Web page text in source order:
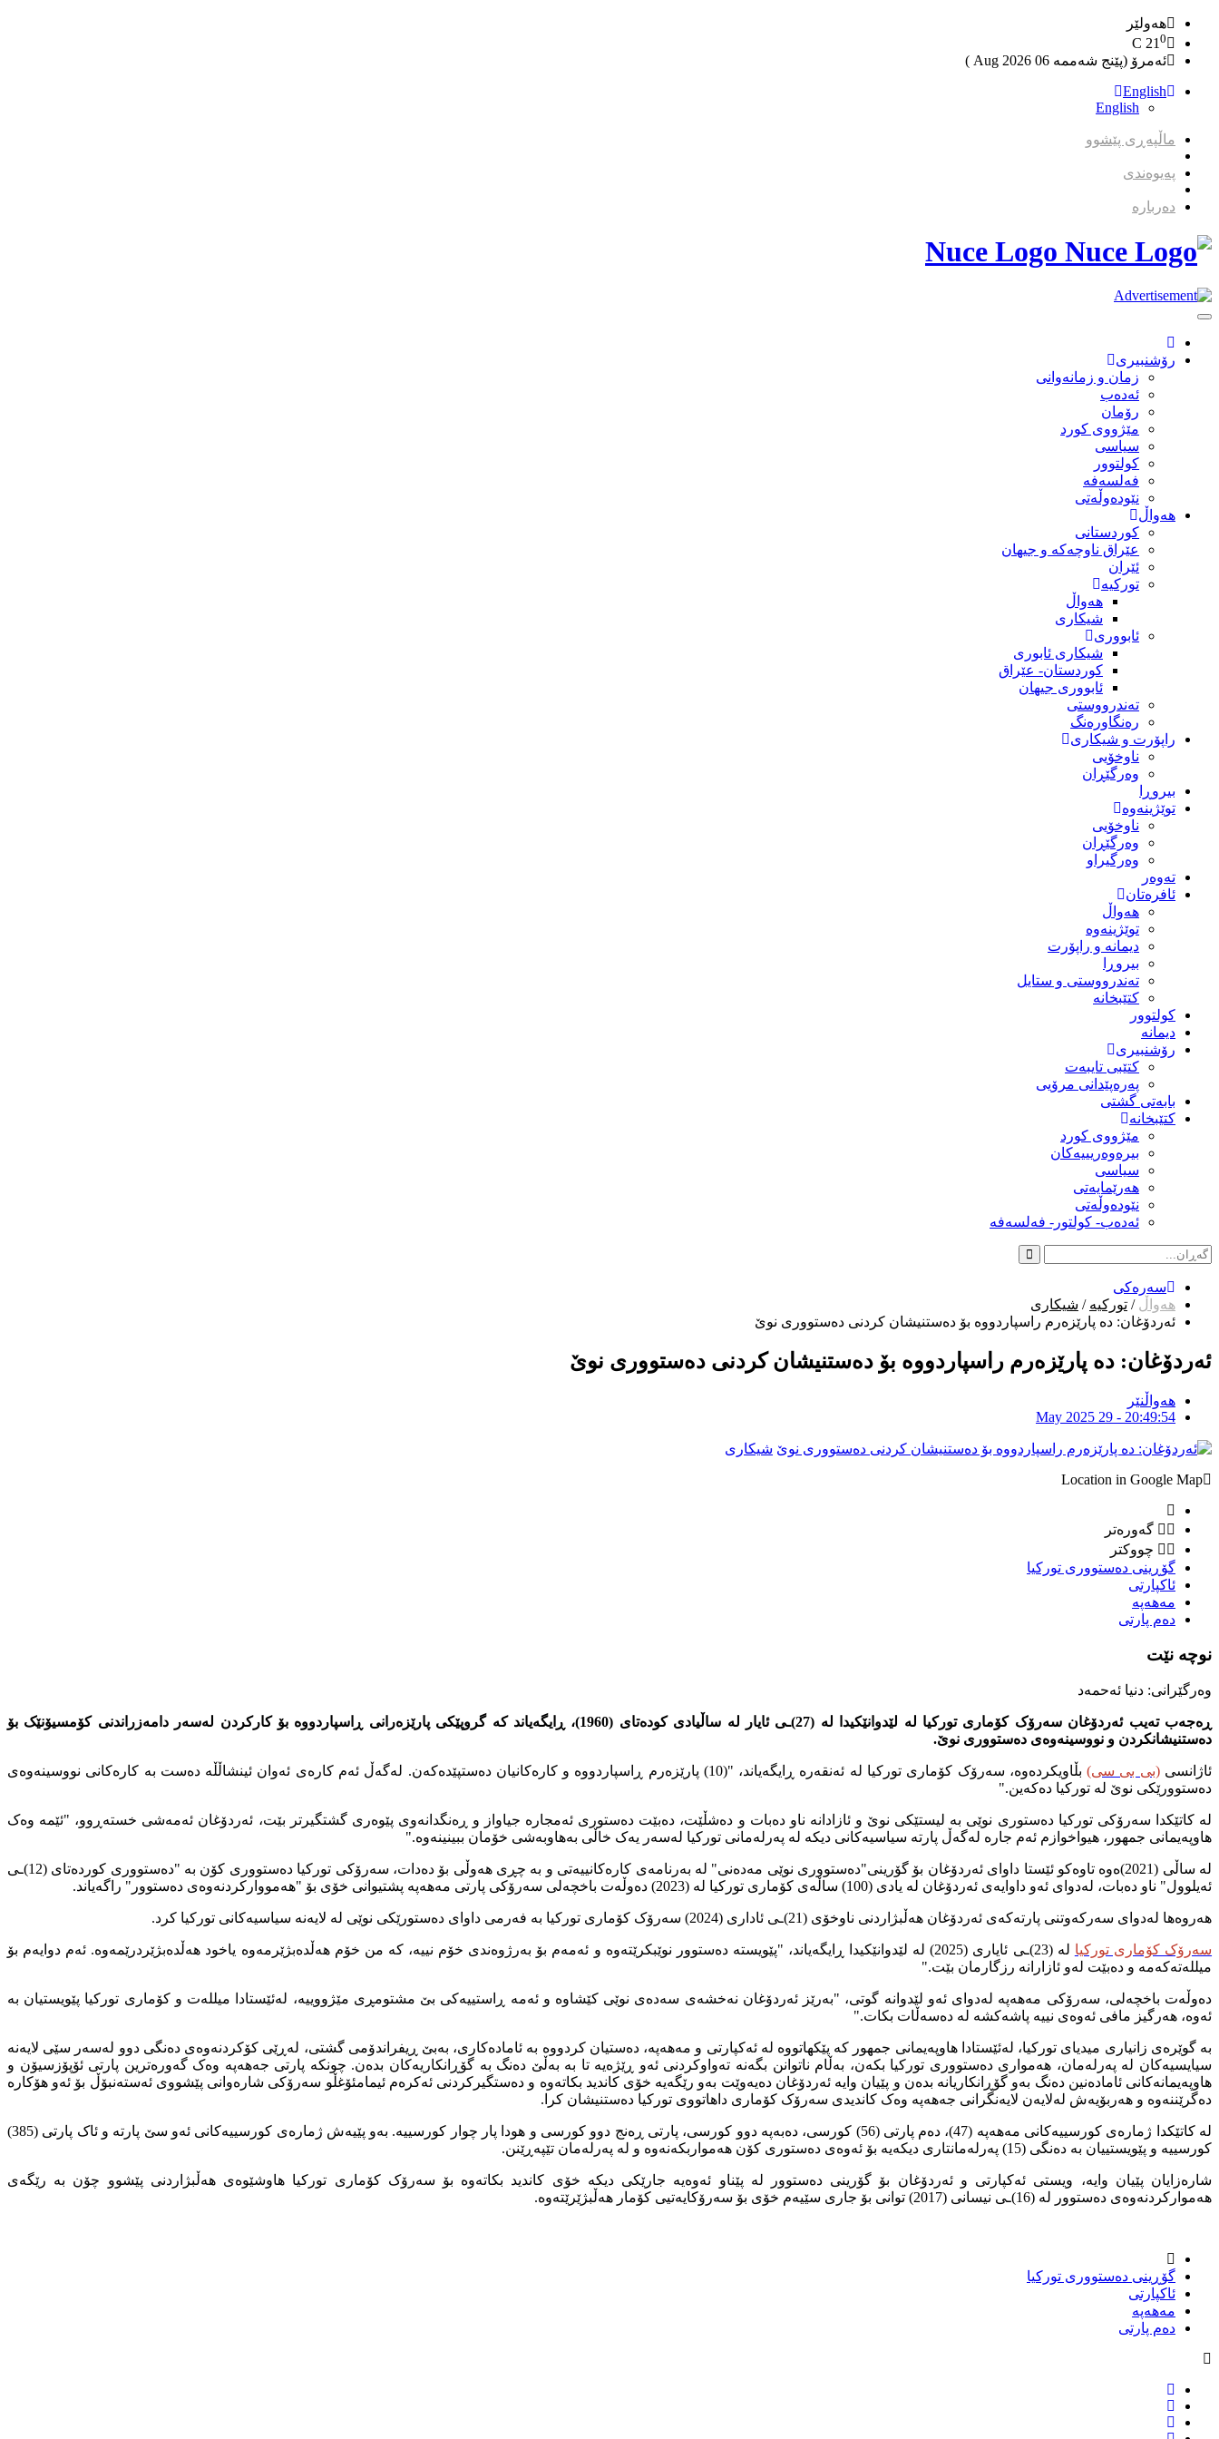
هەولێر
21 0
ئەمرۆ (پێنج شەممە 06 2026 Aug )
English
English
ماڵپەڕی پێشوو
پەیوەندی
دەربارە
Nuce Logo
Toggle
Navigation
رۆشنبیری
زمان و زمانه‌وانی
ئەدەب
رۆمان
مێژووى کورد
سیاسى
کولتوور
فەلسەفە
نێودەوڵەتی
هەواڵ
کوردستانی
عێراق ناوچەکە و جیهان
ئێران
تورکیە
هەواڵ
شیکاری
ئابووری
شیکاری ئابوری
کوردستان- عێراق
ئابووری جیهان
تەندرووستی
رەنگاورەنگ
راپۆرت و شیکاری
ناوخۆیی
وەرگێڕان
بیروڕا
توێژینەوە
ناوخۆیی
وەرگێڕان
وەرگیراو
تەوەر
ئافرەتان
هەواڵ
توێژینەوە
دیمانە و راپۆرت
بیروڕا
تەندرووستی و ستایل
کتێبخانە
کولتوور
دیمانە
رۆشنبیری
کتێبی تایبەت
پەرەپێدانی مرۆیی
بابەتی گشتی
کتێبخانە
مێژووى کورد
بیرەوەریییەکان
سیاسى
هەرێمایەتی
نێودەوڵەتی
ئەدەب- کولتور- فەلسەفە
سەرەکی
هەواڵ / تورکیە / شیکاری
ئەردۆغان: دە پارێزەرم راسپاردووە بۆ دەستنیشان کردنی دەستووری نوێ
ئەردۆغان: دە پارێزەرم راسپاردووە بۆ دەستنیشان کردنی دەستووری نوێ
هەواڵنێر
May 2025 29 - 20:49:54
شیکاری
Location in Google Map
گەورەتر
چووکتر
گۆڕینى دەستوورى تورکیا
ئاکپارتى
مەهەپە
دەم پارتی
نوچە نێت
وەرگێرانى: دنیا ئەحمەد
ڕەجەب تەیب ئەردۆغان سەرۆک کۆماری تورکیا لە لێدوانێکیدا لە (27)ـی ئایار لە ساڵیادی کودەتای (1960)، ڕایگەیاند کە گروپێکی پارێزەرانی ڕاسپاردووە بۆ کارکردن لەسەر دامەزراندنی کۆمسیۆنێک بۆ
دەستنیشانکردن و نووسینەوەی دەستووری نوێ.
ئاژانسی(بی بی سی)
بڵاویکردەوە، سەرۆک کۆماری تورکیا لە ئەنقەرە ڕایگەیاند، "(10) پارێزەرم ڕاسپاردووە و کارەکانیان دەستپێدەکەن. لەگەڵ ئەم کارەی ئەوان ئینشاڵڵە دەست بە کارەکانی نووسینەوەی
دەستوورێکی نوێ لە تورکیا دەکەین."
لە کاتێکدا سەرۆکی تورکیا دەستوری نوێی بە لیستێکی نوێ و ئازادانە ناو دەبات و دەشڵێت، دەبێت دەستوری ئەمجارە جیاواز و ڕەنگدانەوی پێوەری گشتگیرتر بێت، ئەردۆغان ئەمەشی خستەڕوو، "ئێمە وەک
هاوپەیمانی جمهور، هیواخوازم ئەم جارە لەگەڵ پارتە سیاسیەکانی دیکە لە پەرلەمانی تورکیا لەسەر یەک خاڵی بەهاوبەشی خۆمان ببینینەوە."
لە ساڵی (2021)ەوە تاوەکو ئێستا داوای ئەردۆغان بۆ گۆرینی"دەستووری نوێی مەدەنی" لە بەرنامەی کارەکانییەتی و بە چڕی هەوڵی بۆ دەدات، سەرۆکی تورکیا دەستووری کۆن بە "دەستووری کوردەتای (12)ـی
ئەیلوول" ناو دەبات، لەدوای ئەو داوایەی ئەردۆغان لە یادی (100) ساڵەی کۆماری تورکیا لە (2023) دەوڵەت باخچەلی سەرۆکی پارتی مەهەپە پشتیوانی خۆی بۆ "هەمووارکردنەوەی دەستوور" راگەیاند.
هەروەها لەدوای سەرکەوتنی پارتەکەی ئەردۆغان هەڵبژاردنی ناوخۆی (21)ـی ئاداری (2024) سەرۆک کۆماری تورکیا بە فەرمی داوای دەستورێکی نوێی لە لایەنە سیاسیەکانی تورکیا کرد.
سەرۆک کۆماری تورکیا
لە (23)ـی ئایاری (2025) لە لێدوانێکیدا ڕایگەیاند، "پێویستە دەستوور نوێبکرێتەوە و ئەمەم بۆ بەرژوەندی خۆم نییە، كە من خۆم هەڵدەبژێرمەوە یاخود هەڵدەبژێردرێمەوە. ئەم دوایەم بۆ
میللەتەکەمە و دەبێت لەو ئازارانە رزگارمان بێت."
دەوڵەت باخچەلی، سەرۆکی مەهەپە لەدوای ئەو لێدوانە گوتی، "بەرێز ئەردۆغان نەخشەی سەدەی نوێی کێشاوە و ئەمە ڕاستییەکی بێ مشتومڕی مێژووییە، لەئێستادا میللەت و کۆماری تورکیا پێویستیان بە
ئەوە، هەرگیز مافی ئەوەی نییە پاشەکشە لە دەسەڵات بکات."
بە گوێرەی زانیاری میدیای تورکیا، لەئێستادا هاوپەیمانی جمهور کە پێکهاتووە لە ئەکپارتی و مەهەپە، دەستیان کردووە بە ئامادەکاری، بەبێ ڕیفراندۆمی گشتی، لەڕێی کۆکردنەوەی دەنگی دوو لەسەر سێی لایەنە
سیایسیەکان لە پەرلەمان، هەمواری دەستووری تورکیا بکەن، بەڵام ناتوانن بگەنە تەواوکردنی ئەو ڕێژەیە تا بە بەڵێ دەنگ بە گۆڕانکاریەکان بدەن. چونکە پارتی جەهەپە وەک گەورەترین پارتی ئۆپۆزسیۆن و
هاوپەیمانەکانی ئامادەنین دەنگ بەو گۆڕانکاریانە بدەن و پێیان وایە ئەردۆغان دەیەوێت بەو رێگەیە خۆی کاندید بکاتەوە و دەستگیرکردنی ئەکرەم ئیمامئۆغڵو سەرۆکی شارەوانی پێشووی ئەستەنبۆڵ بۆ ئەو هۆکارە
دەگرێننەوە و هەربۆیەش لەلایەن لایەنگرانی جەهەپە وەک کاندیدی سەرۆک کۆماری داهاتووی تورکیا دەستنیشان کرا.
لە کاتێکدا ژمارەی کورسییەکانی مەهەپە (47)، دەم پارتی (56) کورسی، دەبەپە دوو کورسی، پارتی ڕەنج دوو کورسی و هودا پار چوار کورسییە. بەو پێیەش ژمارەی کورسییەکانی ئەو سێ پارتە و ئاک پارتی (385)
کورسییە و پێویستییان بە دەنگی (15) پەرلەمانتاری دیکەیە بۆ ئەوەی دەستوری کۆن هەمواربکەنەوە و لە پەرلەمان تێپەڕێنن.
شارەزایان پێیان وایە، ویستی ئەکپارتی و ئەردۆغان بۆ گۆرینی دەستوور لە پێناو ئەوەیە جارێکی دیکە خۆی کاندید بکاتەوە بۆ سەرۆک کۆماری تورکیا هاوشێوەی هەڵبژاردنی پێشوو چۆن بە رێگەی
هەموارکردنەوەی دەستوور لە (16)ـی نیسانی (2017) توانی بۆ جاری سێیەم خۆی بۆ سەرۆکایەتیی کۆمار هەڵبژێرێتەوە.
گۆڕینى دەستوورى تورکیا
ئاکپارتى
مەهەپە
دەم پارتی